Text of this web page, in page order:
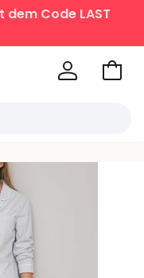
Code LAST
Zum